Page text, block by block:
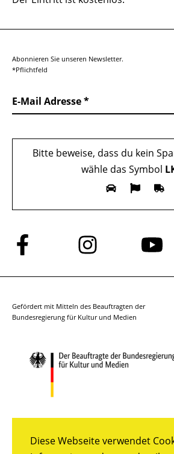
Diese Webseite verwendet
Abonnieren Sie unseren Newsletter.
*Pflichtfeld
E-Mail Adresse
Bitte beweise, dass du kein
wähle das Symbol
Folge
uns
auf
Folge
uns
auf
Folge
auf
Gefördert mit Mitteln des Beauftragten der
Bundesregierung für Kultur und Medien